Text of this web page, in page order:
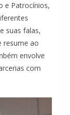
e Patrocínios,
suas falas,
resume ao
envolve
com